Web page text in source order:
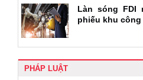
Làn sóng FDI
phiếu khu công
PHÁP LUẬT